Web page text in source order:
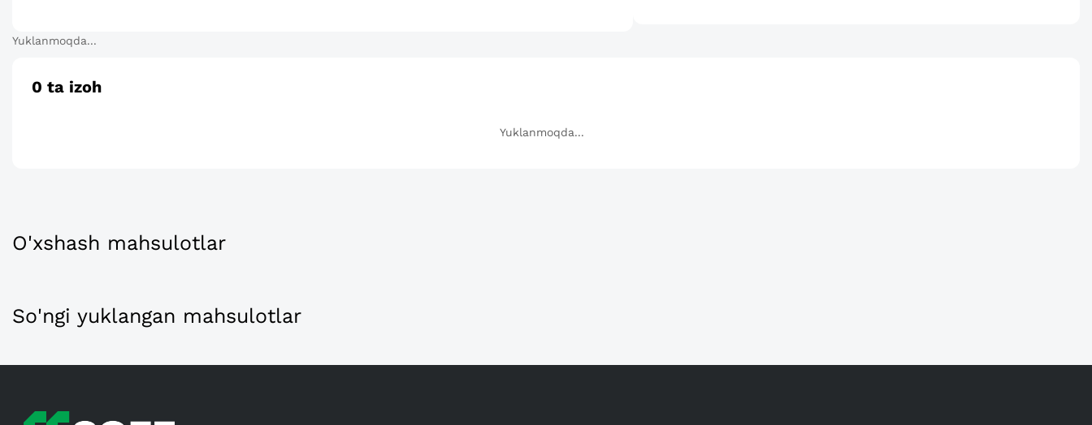
Yuklanmoqda...
0 ta izoh
Yuklanmoqda...
O'xshash mahsulotlar
So'ngi yuklangan mahsulotlar